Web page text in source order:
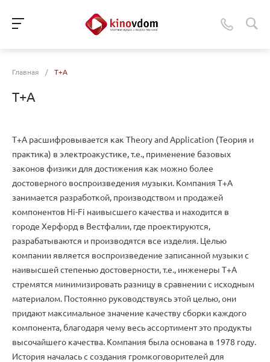
Главная / T+A
T+A
T+A расшифровывается как Theory and Application (Теория и
практика) в электроакустике, т.е., применение базовых
законов физики для достижения как можно более
достоверного воспроизведения музыки. Компания T+A
занимается разработкой, производством и продажей
компонентов Hi-Fi наивысшего качества и находится в
городе Херфорд в Вестфалии, где проектируются,
разрабатываются и производятся все изделия. Целью
компании является воспроизведение записанной музыки с
наивысшей степенью достоверности, т.е., инженеры T+A
стремятся минимизировать разницу в сравнении с исходным
материалом. Постоянно руководствуясь этой целью, они
придают максимальное значение качеству сборки каждого
компонента, благодаря чему весь ассортимент это продукты
высочайшего качества. Компания была основана в 1978 году.
История началась с создания громкоговорителей для